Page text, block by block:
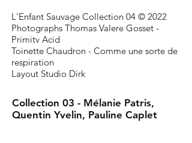
L'Enfant Sauvage Collection 04 © 2022
Photographs Thomas Valere Gosset -
Primitv Acid
Toinette Chaudron - Comme une sorte de
respiration
Layout Studio Dirk
Collection 03 - Mélanie Patris,
Quentin Yvelin, Pauline Caplet